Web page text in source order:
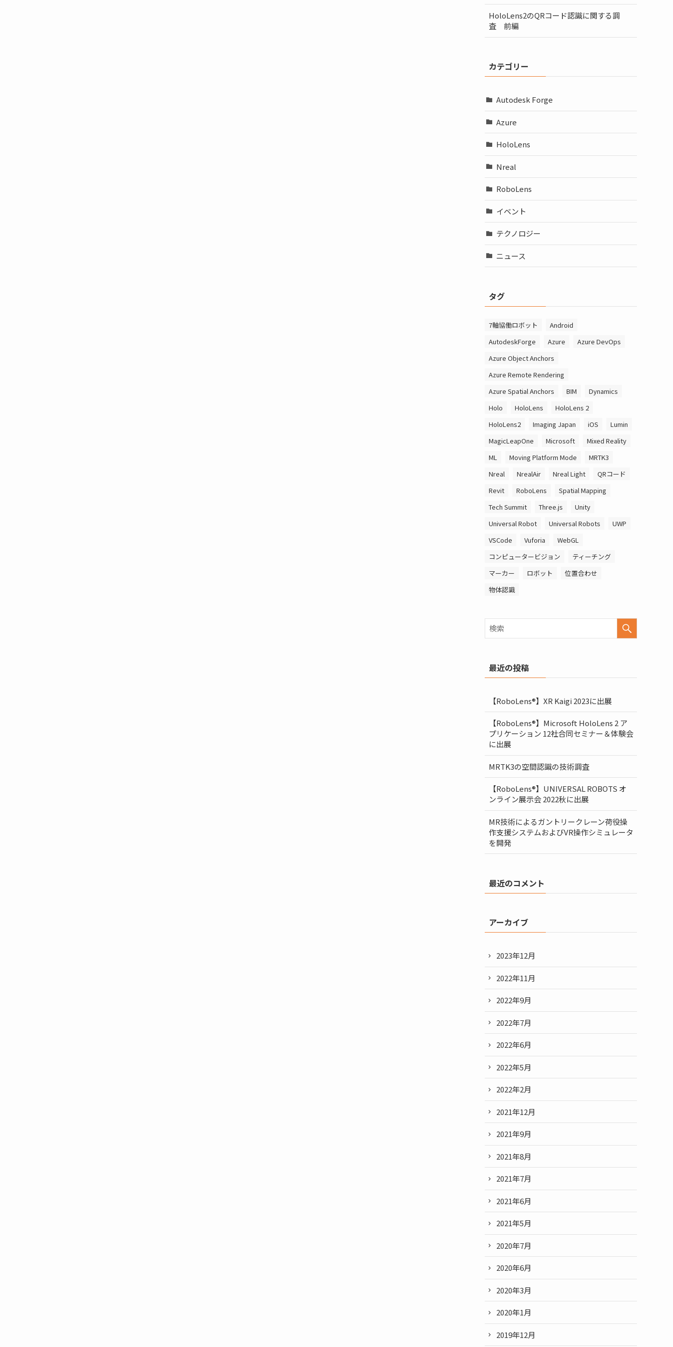
HoloLens2のQRコード認識に関する調
査 前編
カテゴリー
Autodesk Forge
Azure
HoloLens
Nreal
RoboLens
イベント
テクノロジー
ニュース
タグ
7軸協働ロボット
Android
AutodeskForge
Azure
Azure DevOps
Azure Object Anchors
Azure Remote Rendering
Azure Spatial Anchors
BIM
Dynamics
Holo
HoloLens
HoloLens 2
HoloLens2
Imaging Japan iOS
Lumin
MagicLeapOne
Microsoft
Mixed Reality
ML
Moving Platform Mode
MRTK3
Nreal
NrealAir Nreal Light
QRコード
Revit
RoboLens
Spatial Mapping
Tech Summit
Three.js
Unity
Universal Robot
Universal Robots
UWP
VSCode
Vuforia
WebGL
コンピュータービジョン
ティーチング
マーカー
ロボット
位置合わせ
物体認識
最近の投稿
【RoboLens®】XR Kaigi 2023に出展
【RoboLens®】Microsoft HoloLens 2 ア
プリケーション 12社合同セミナー＆体験会
に出展
MRTK3の空間認識の技術調査
【RoboLens®】UNIVERSAL ROBOTS オ
ンライン展示会 2022秋に出展
MR技術によるガントリークレーン荷役操
作支援システムおよびVR操作シミュレータ
を開発
最近のコメント
アーカイブ
2023年12月
2022年11月
2022年9月
2022年7月
2022年6月
2022年5月
2022年2月
2021年12月
2021年9月
2021年8月
2021年7月
2021年6月
2021年5月
2020年7月
2020年6月
2020年3月
2020年1月
2019年12月